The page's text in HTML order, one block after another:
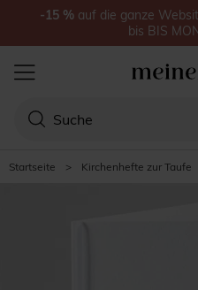
Startseite > Kirchenhefte zur Taufe
-15 % auf die ganze
bis BIS